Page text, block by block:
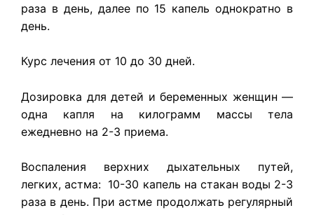
раза в день, далее по 15 капель однократно в
день.
Курс лечения от 10 до 30 дней.
Дозировка для детей и беременных женщин —
одна капля на килограмм массы тела
ежедневно на 2-3 приема.
Воспаления верхних дыхательных путей,
легких,астма: 10-30 капель на стакан воды 2-3
раза в день. При астме продолжать регулярный